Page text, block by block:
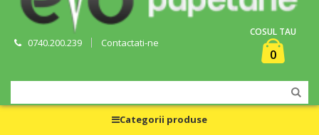
0740.200.239 Contactati-ne
COSUL TAU
0
Categorii produse